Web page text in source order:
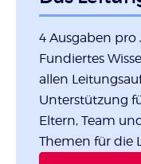
4 Ausgaben pro
Fundiertes
allen
Unterstützung
Eltern, Team
Themen für die